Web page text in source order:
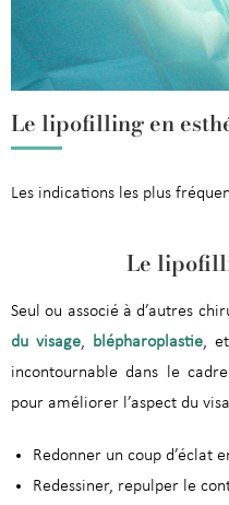
Le lipofilling en
Les indications les plus
Le
Seul ou associé à d’autres
du visage, blépharoplastie,
incontournable dans le
pour améliorer l’aspect du
Redonner un coup d’éclat
Redessiner, repulper le